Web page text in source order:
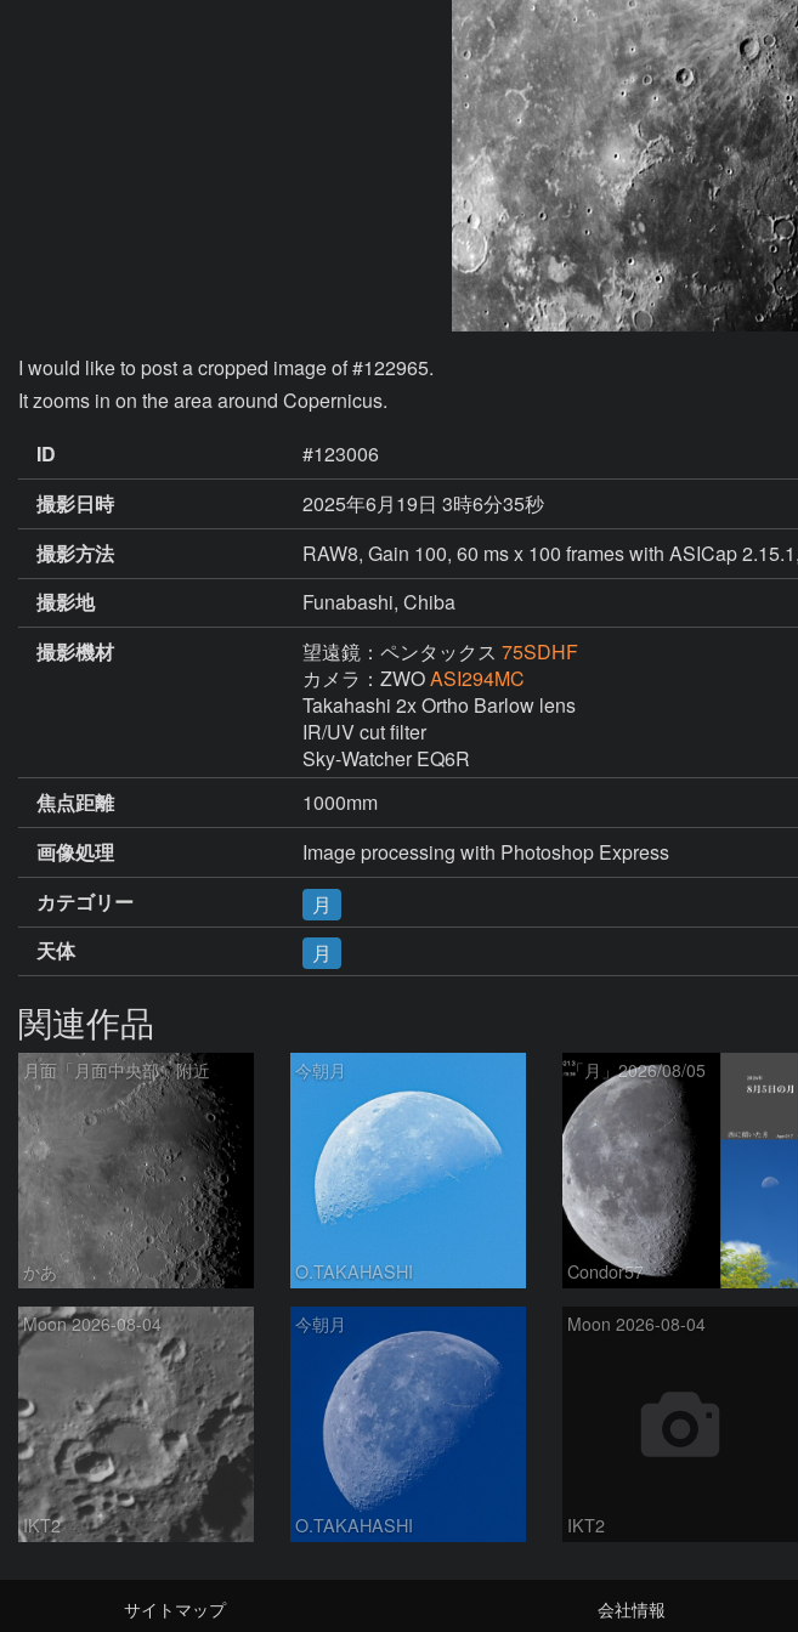
I would like to post a cropped image of #122965.
It zooms in on the area around Copernicus.
ID
#123006
撮影日時
2025年6月19日 3時6分35秒
撮影方法
RAW8, Gain 100, 60 ms x 100 frames with ASICap
撮影地
Funabashi, Chiba
撮影機材
望遠鏡：ペンタックス 75SDHF
カメラ：ZWOASI294MC
Takahashi 2x Ortho Barlow lens
IR/UV cut filter
Sky-Watcher EQ6R
焦点距離
1000mm
画像処理
カテゴリー
月
天体
月
関連作品
月面「月面中央部」附近
かあ
今朝月
O.TAKAHASHI
「月」2026/08/05
Condor57
Moon 2026-08-04
IKT2
今朝月
O.TAKAHASHI
Moon 2026-08-04
IKT2
サイトマップ
会社情報